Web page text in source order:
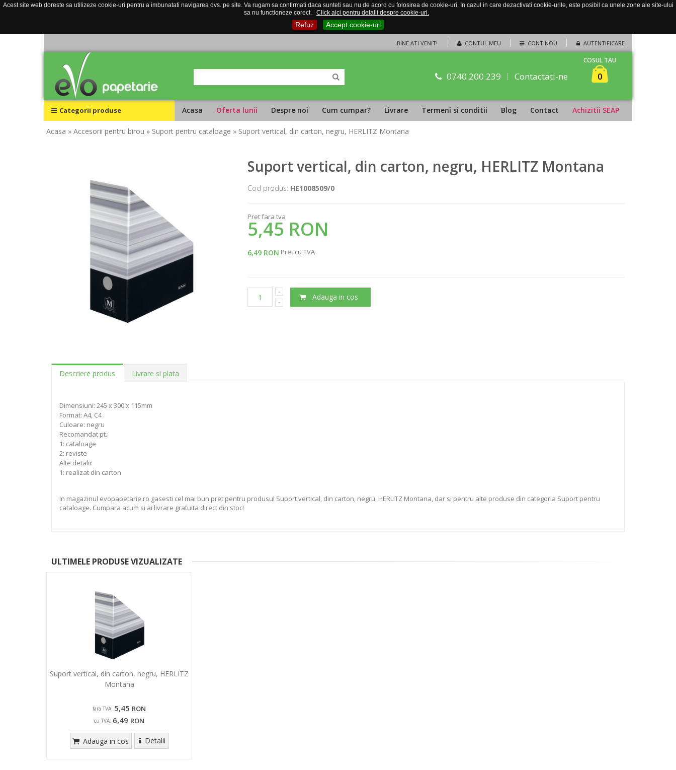
Acest site web doreste sa utilizeze cookie-uri pentru a imbunatati navigarea dvs. pe site. Va rugam sa confirmati daca sunteti sau nu de acord cu folosirea de cookie-uri. In cazul in care dezactivati cookie-urile, este posibil ca unele zone ale site-ului
sa nu functioneze corect.
Click aici pentru detalii despre cookie-uri.
Refuz Accept cookie-uri
CONTUL MEU CONT NOU AUTENTIFICARE
BINE ATI VENIT!
0740.200.239 Contactati-ne
COSUL TAU
0
Categorii produse Acasa Oferta lunii Despre noi Cum cumpar? Livrare Termeni si conditii Blog Contact Achizitii SEAP
Acasa » Accesorii pentru birou » Suport pentru cataloage » Suport vertical, din carton, negru, HERLITZ Montana
Suport vertical, din carton, negru, HERLITZ Montana
Cod produs: HE1008509/0
Pret fara tva
5,45 RON
6,49 RON Pret cu TVA
Adauga in cos
Descriere produs Livrare si plata
Dimensiuni: 245 x 300 x 115mm
Format: A4, C4
Culoare: negru
Recomandat pt.:
1: cataloage
2: reviste
Alte detalii:
1: realizat din carton
In magazinul evopapetarie.ro gasesti cel mai bun pret pentru produsul Suport vertical, din carton, negru, HERLITZ Montana, dar si pentru alte produse din categoria Suport pentru
cataloage. Cumpara acum si ai livrare gratuita direct din stoc!
ULTIMELE PRODUSE VIZUALIZATE
Suport vertical, din carton, negru, HERLITZ
Montana
fara TVA: 5,45 RON
cu TVA: 6,49 RON
Adauga in cos Detalii